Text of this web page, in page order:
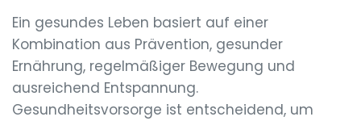
Ein gesundes Leben basiert auf einer
Kombination aus Prävention, gesunder
Ernährung, regelmäßiger Bewegung und
ausreichend Entspannung.
Gesundheitsvorsorge ist entscheidend, um